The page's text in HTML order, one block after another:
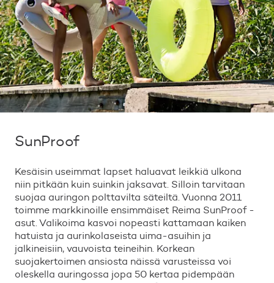
SunProof
Kesäisin useimmat lapset haluavat leikkiä ulkona
niin pitkään kuin suinkin jaksavat. Silloin tarvitaan
suojaa auringon polttavilta säteiltä. Vuonna 2011
toimme markkinoille ensimmäiset Reima SunProof -
asut. Valikoima kasvoi nopeasti kattamaan kaiken
hatuista ja aurinkolaseista uima-asuihin ja
jalkineisiin, vauvoista teineihin. Korkean
suojakertoimen ansiosta näissä varusteissa voi
oleskella auringossa jopa 50 kertaa pidempään